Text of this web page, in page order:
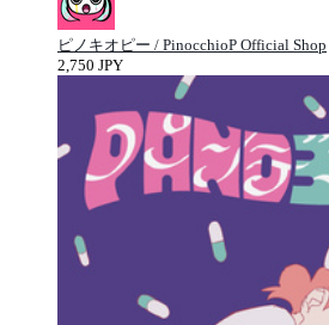
ピノキオピー / PinocchioP Official Shop
2,750 JPY